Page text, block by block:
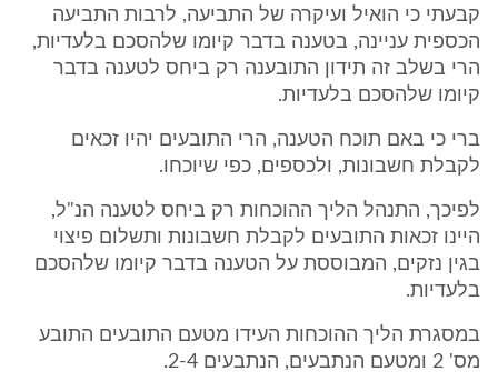
קבעתי כי הואיל ועיקרה של התביעה, לרבות התביעה
הכספית עניינה, בטענה בדבר קיומו שלהסכם בלעדיות,
הרי בשלב זה תידון התובענה רק ביחס לטענה בדבר
קיומו שלהסכם בלעדיות.
ברי כי באם תוכח הטענה, הרי התובעים יהיו זכאים
לקבלת חשבונות, ולכספים, כפי שיוכחו.
לפיכך, התנהל הליך ההוכחות רק ביחס לטענה הנ"ל,
היינו זכאות התובעים לקבלת חשבונות ותשלום פיצוי
בגין נזקים, המבוססת על הטענה בדבר קיומו שלהסכם
בלעדיות.
במסגרת הליך ההוכחות העידו מטעם התובעים התובע
מס' 2 ומטעם הנתבעים, הנתבעים 2-4.